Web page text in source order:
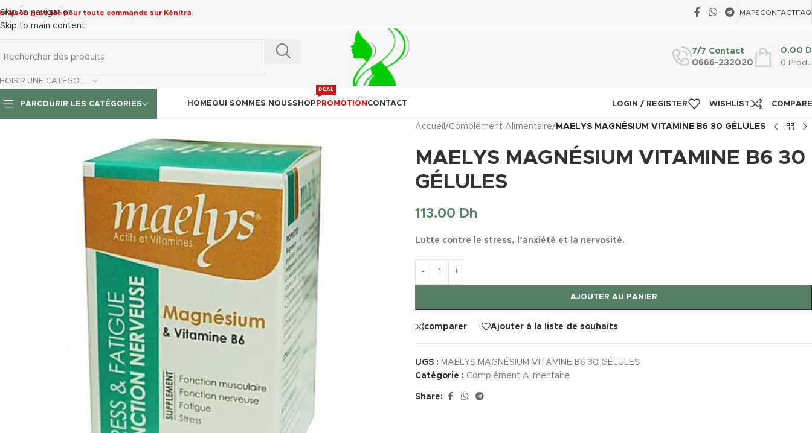
Skip to navigation
Skip to main content
gratuite pour toute commande sur Kénitra MAPSCONTACTFAQ
7/7 Contact
0666-232020
0
0.00
PARCOURIR LES CATÉGORIES HOMEQUI SOMMES NOUSSHOP PROMOTION
DEAL
CONTACT LOGIN / REGISTER WISHLIST
Accueil /Complément Alimentaire/ MAELYS MAGNÉSIUM VITAMINE B6 30 GÉLULES
MAELYS MAGNÉSIUM VITAMINE B6 30
GÉLULES
113.00 Dh
Lutte contre le stress, l’anxiété et la nervosité.
AJOUTER AU PANIER
comparer Ajouter à la liste de souhaits
UGS : MAELYS MAGNÉSIUM VITAMINE B6 30 GÉLULES
Catégorie : Complément Alimentaire
Share: